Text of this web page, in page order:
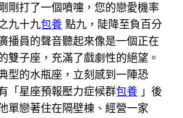
剛打了一個噴嚏，您的戀愛機率
九十九包養 點九，陡降至負百分
播員的聲音聽起來像是一個正在
雙子座，充滿了戲劇性的絕望。
型的水瓶座，立刻感到一陣恐
「星座預報壓力症候群包養 」後
單戀著住在隔壁棟、經營一家